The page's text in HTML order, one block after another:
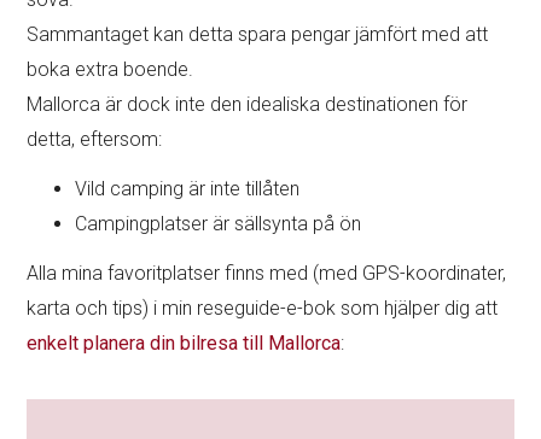
Sammantaget kan detta spara pengar jämfört med att
boka extra boende.
Mallorca är dock inte den idealiska destinationen för
detta, eftersom:
Vild camping är inte tillåten
Campingplatser är sällsynta på ön
Alla mina favoritplatser finns med (med GPS-koordinater,
karta och tips) i min reseguide-e-bok som hjälper dig att
enkelt planera din bilresa till Mallorca: